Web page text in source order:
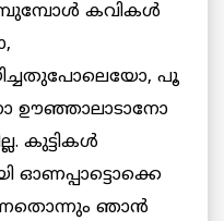
കവികള്‍
പൂ
ഊഞ്ഞാലാടാനോ
കുട്ടികള്‍
ഓണപ്പാട്ടൊക്കെ
ഞാന്‍